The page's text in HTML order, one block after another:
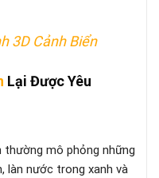
3D Cảnh Biển
Lại Được Yêu
thường mô phỏng những
làn nước trong xanh và